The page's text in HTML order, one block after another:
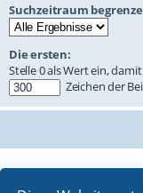
Suchzeitraum
Die ersten:
Stelle 0 als Wert ein,
Zeichen der